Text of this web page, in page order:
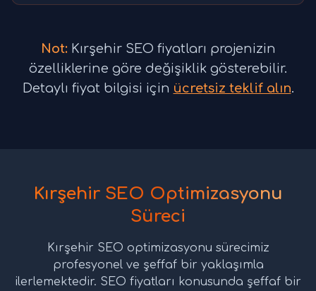
Not:Kırşehir SEO fiyatları projenizin
özelliklerine göre değişiklik gösterebilir.
Detaylı fiyat bilgisi için ücretsiz teklif alın.
Kırşehir SEO Optimizasyonu
Süreci
Kırşehir SEO optimizasyonu sürecimiz
profesyonel ve şeffaf bir yaklaşımla
ilerlemektedir. SEO fiyatları konusunda şeffaf bir